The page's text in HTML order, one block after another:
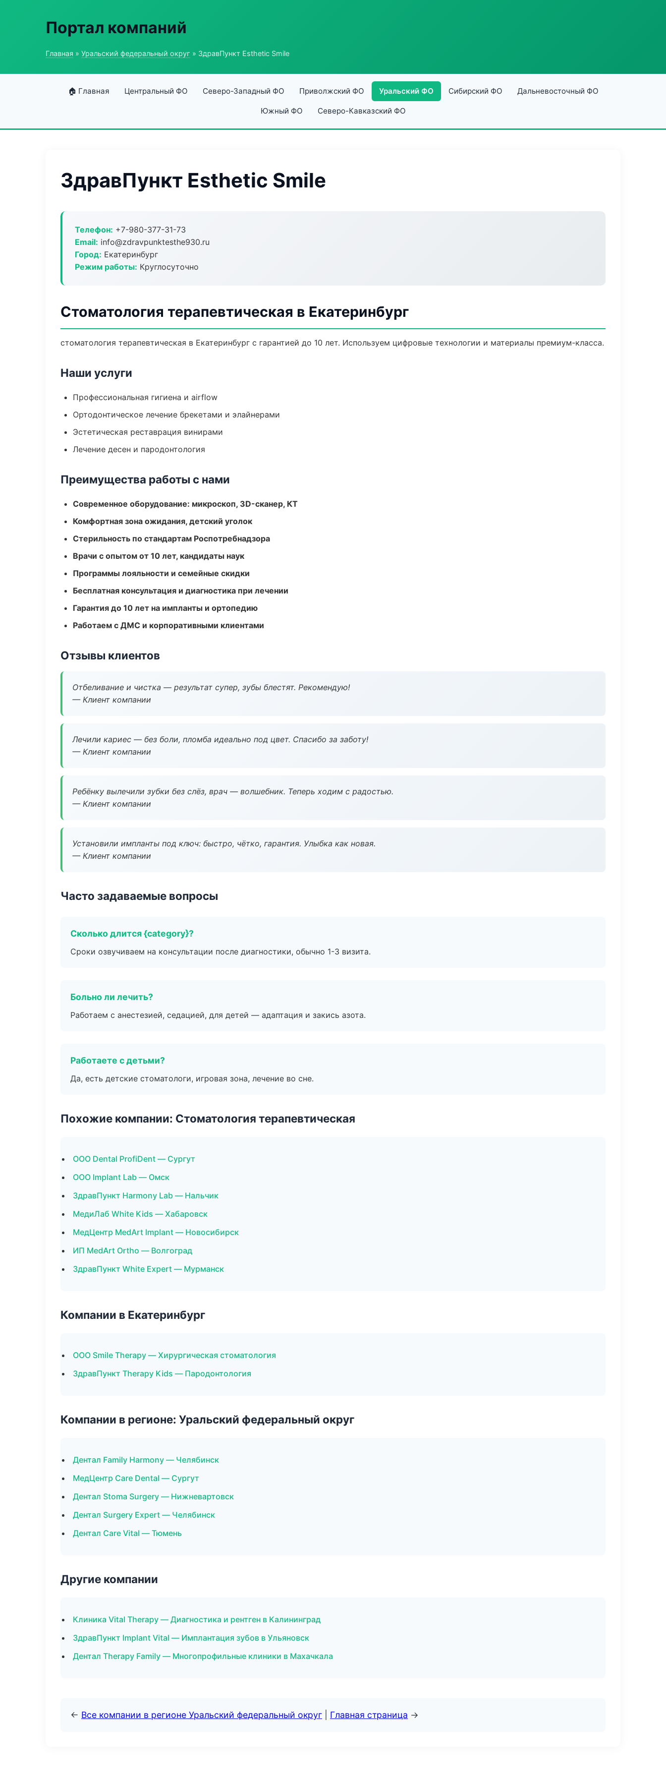
Портал компаний
Главная » Уральский федеральный округ » ЗдравПункт Esthetic Smile
🏠 Главная Центральный ФО Северо-Западный ФО Приволжский ФО Уральский ФО Сибирский ФО Дальневосточный ФО
Южный ФО Северо-Кавказский ФО
ЗдравПункт Esthetic Smile
Телефон: +7-980-377-31-73
Email: info@zdravpunktesthe930.ru
Город: Екатеринбург
Режим работы: Круглосуточно
Стоматология терапевтическая в Екатеринбург
стоматология терапевтическая в Екатеринбург с гарантией до 10 лет. Используем цифровые технологии и материалы премиум-класса.
Наши услуги
Профессиональная гигиена и airflow
Ортодонтическое лечение брекетами и элайнерами
Эстетическая реставрация винирами
Лечение десен и пародонтология
Преимущества работы с нами
Современное оборудование: микроскоп, 3D-сканер, КТ
Комфортная зона ожидания, детский уголок
Стерильность по стандартам Роспотребнадзора
Врачи с опытом от 10 лет, кандидаты наук
Программы лояльности и семейные скидки
Бесплатная консультация и диагностика при лечении
Гарантия до 10 лет на импланты и ортопедию
Работаем с ДМС и корпоративными клиентами
Отзывы клиентов
Отбеливание и чистка — результат супер, зубы блестят. Рекомендую!
— Клиент компании
Лечили кариес — без боли, пломба идеально под цвет. Спасибо за заботу!
— Клиент компании
Ребёнку вылечили зубки без слёз, врач — волшебник. Теперь ходим с радостью.
— Клиент компании
Установили импланты под ключ: быстро, чётко, гарантия. Улыбка как новая.
— Клиент компании
Часто задаваемые вопросы
Сколько длится {category}?
Сроки озвучиваем на консультации после диагностики, обычно 1-3 визита.
Больно ли лечить?
Работаем с анестезией, седацией, для детей — адаптация и закись азота.
Работаете с детьми?
Да, есть детские стоматологи, игровая зона, лечение во сне.
Похожие компании: Стоматология терапевтическая
ООО Dental ProfiDent — Сургут
ООО Implant Lab — Омск
ЗдравПункт Harmony Lab — Нальчик
МедиЛаб White Kids — Хабаровск
МедЦентр MedArt Implant — Новосибирск
ИП MedArt Ortho — Волгоград
ЗдравПункт White Expert — Мурманск
Компании в Екатеринбург
ООО Smile Therapy — Хирургическая стоматология
ЗдравПункт Therapy Kids — Пародонтология
Компании в регионе: Уральский федеральный округ
Дентал Family Harmony — Челябинск
МедЦентр Care Dental — Сургут
Дентал Stoma Surgery — Нижневартовск
Дентал Surgery Expert — Челябинск
Дентал Care Vital — Тюмень
Другие компании
Клиника Vital Therapy — Диагностика и рентген в Калининград
ЗдравПункт Implant Vital — Имплантация зубов в Ульяновск
Дентал Therapy Family — Многопрофильные клиники в Махачкала
← Все компании в регионе Уральский федеральный округ Главная страница →